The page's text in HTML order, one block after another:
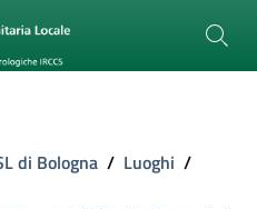
di Bologna / Luoghi /